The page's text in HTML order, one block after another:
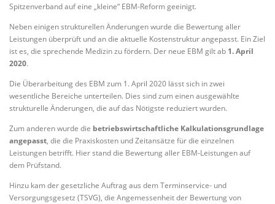
Spitzenverband auf eine „kleine“ EBM-Reform geeinigt.
Neben einigen strukturellen Änderungen wurde die Bewertung aller
Leistungen überprüft und an die aktuelle Kostenstruktur angepasst. Ein Ziel
ist es, die sprechende Medizin zu fördern. Der neue EBM gilt ab 1. April
2020.
Die Überarbeitung des EBM zum 1. April 2020 lässt sich in zwei
wesentliche Bereiche unterteilen. Dies sind zum einen ausgewählte
strukturelle Änderungen, die auf das Nötigste reduziert wurden.
Zum anderen wurde die betriebswirtschaftliche Kalkulationsgrundlage
angepasst, die die Praxiskosten und Zeitansätze für die einzelnen
Leistungen betrifft. Hier stand die Bewertung aller EBM-Leistungen auf
dem Prüfstand.
Hinzu kam der gesetzliche Auftrag aus dem Terminservice- und
Versorgungsgesetz (TSVG), die Angemessenheit der Bewertung von